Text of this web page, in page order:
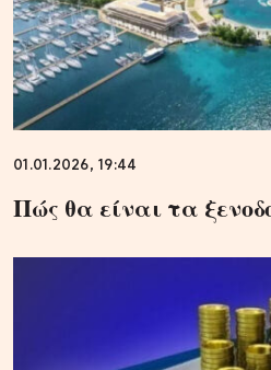
01.01.2026, 19:44
Πώς θα είναι τα